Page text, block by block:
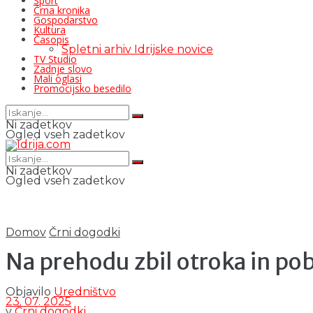
Črna kronika
Gospodarstvo
Kultura
Časopis
Spletni arhiv Idrijske novice
TV Studio
Zadnje slovo
Mali oglasi
Promocijsko besedilo
Ni zadetkov
Ogled vseh zadetkov
Ni zadetkov
Ogled vseh zadetkov
Domov Črni dogodki
Na prehodu zbil otroka in
Objavilo Uredništvo
23. 07. 2025